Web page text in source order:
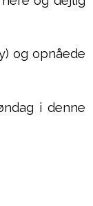
og opnåede
i denne